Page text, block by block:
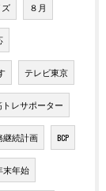
８月
テレビ東京
レサポーター
継続計画 BCP
末年始